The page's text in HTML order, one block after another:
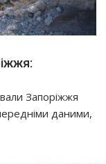
Запоріжжя
даними,